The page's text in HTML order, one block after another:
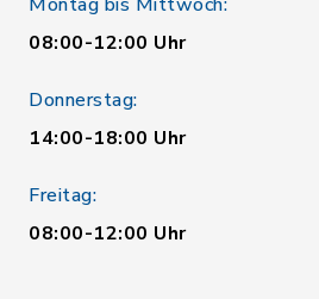
08:00-12:00 Uhr
Donnerstag:
14:00-18:00 Uhr
Freitag:
08:00-12:00 Uhr